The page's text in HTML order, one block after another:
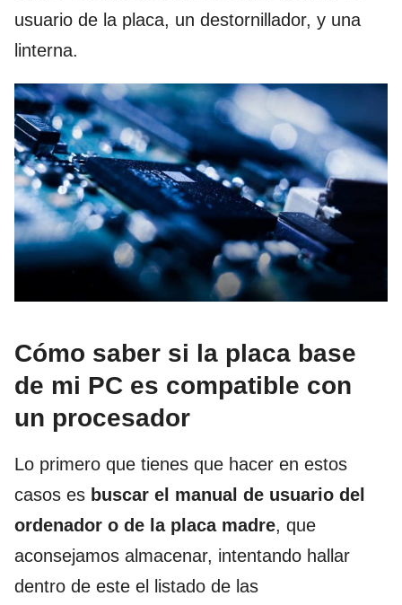
usuario de la placa, un destornillador, y una
linterna.
Cómo saber si la placa base
de mi PC es compatible con
un procesador
Lo primero que tienes que hacer en estos
casos es buscar el manual de usuario del
ordenador o de la placa madre, que
aconsejamos almacenar, intentando hallar
dentro de este el listado de las